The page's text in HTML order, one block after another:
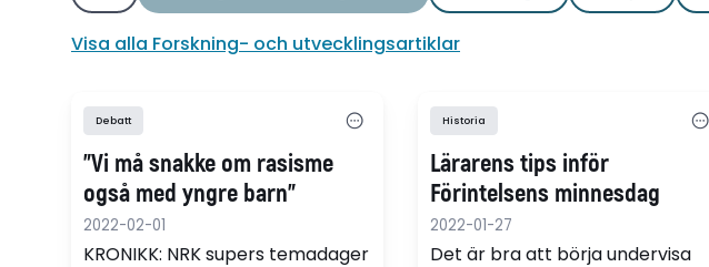
Visa alla Forskning- och utvecklingsartiklar
Debatt
"Vi må snakke om rasisme
også med yngre barn"
2022-02-01
KRONIKK: NRK supers temadager
Historia
Lärarens tips inför
Förintelsens minnesdag
2022-01-27
Det är bra att börja undervisa